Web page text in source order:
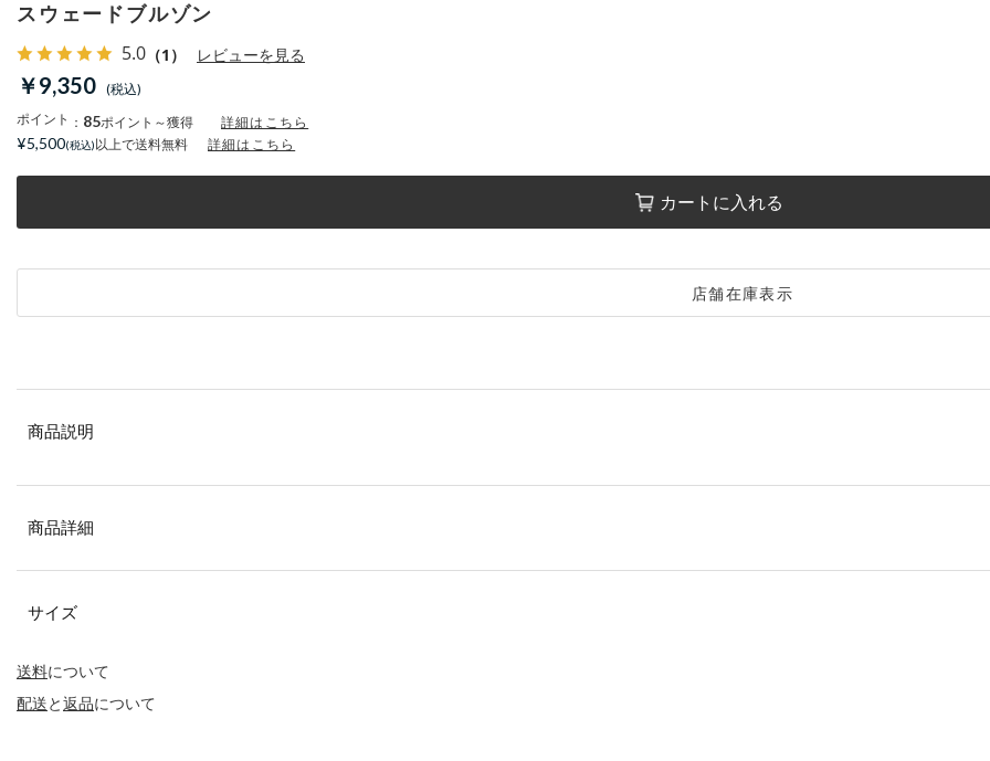
スウェードブルゾン
5.0 （1） レビューを見る
￥9,350
ポイント ： 85ポイント～獲得 詳細はこちら
カートに入れる
店舗在庫表示
¥5,500 以上で送料無料 詳細はこちら
送料について
配送と返品について
商品説明
商品詳細
サイズ